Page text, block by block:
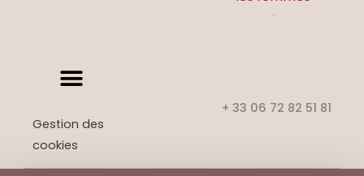
Gestion des
cookies
+ 33 06 72 82 51 81